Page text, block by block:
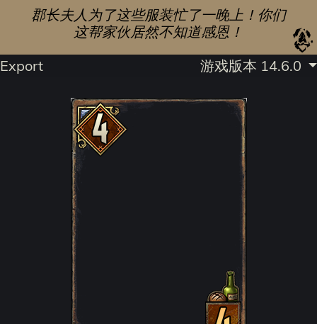
郡长夫人为了这些服装忙了一晚上！你们
这帮家伙居然不知道感恩！
Export
游戏版本 14.6.0